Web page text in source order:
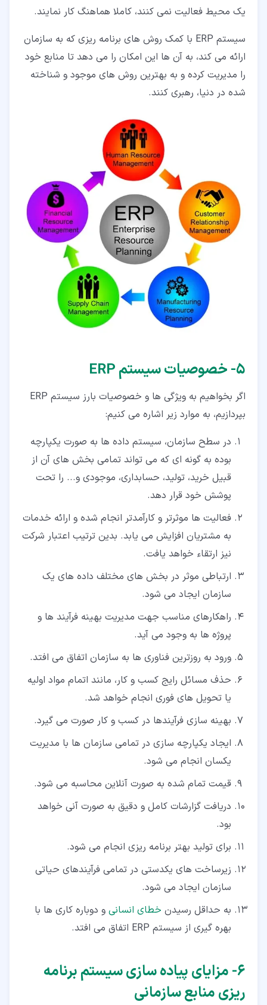
یک محیط فعالیت نمی کنند، کاملا هماهنگ کار نمایند.
سیستم ERP با کمک روش های برنامه ریزی که به سازمان
ارائه می کند، به آن ها این امکان را می دهد تا منابع خود
را مدیریت کرده و به بهترین روش های موجود و شناخته
شده در دنیا، رهبری کنند.
۵‏- خصوصیات سیستم ERP
اگر بخواهیم به ویژگی ها و خصوصیات بارز سیستم ERP
بپردازیم، به موارد زیر اشاره می کنیم:
در سطح سازمان، سیستم داده ها به صورت یکپارچه
بوده به گونه ای که می تواند تمامی بخش های آن از
قبیل خرید، تولید، حسابداری، موجودی و... را تحت
پوشش خود قرار دهد.
فعالیت ها موثرتر و کارآمدتر انجام شده و ارائه خدمات
به مشتریان افزایش می یابد. بدین ترتیب اعتبار شرکت
نیز ارتقاء خواهد یافت.
ارتباطی موثر در بخش های مختلف داده های یک
سازمان ایجاد می شود.
راهکارهای مناسب جهت مدیریت بهینه فرآیند ها و
پروژه ها به وجود می آید.
ورود به روزترین فناوری ها به سازمان اتفاق می افتد.
حذف مسائل رایج کسب و کار، مانند اتمام مواد اولیه
یا تحویل های فوری انجام خواهد شد.
بهینه سازی فرآیندها در کسب و کار صورت می گیرد.
ایجاد یکپارچه سازی در تمامی سازمان ها با مدیریت
یکسان انجام می شود.
قیمت تمام شده به صورت آنلاین محاسبه می شود.
دریافت گزارشات کامل و دقیق به صورت آنی خواهد
بود.
برای تولید بهتر برنامه ریزی انجام می شود.
زیرساخت های یکدستی در تمامی فرآیندهای حیاتی
سازمان ایجاد می شود.
به حداقل رسیدن خطای انسانی و دوباره کاری ها با
بهره گیری از سیستم ERP اتفاق می افتد.
۶‏- مزایای پیاده سازی سیستم برنامه
ریزی منابع سازمانی